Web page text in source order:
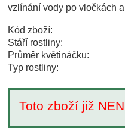
vzlínání vody po vločkách
Kód zboží:
Stáří rostliny:
Průměr květináčku:
Typ rostliny:
Toto zboží již